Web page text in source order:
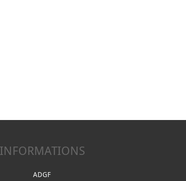
INFORMATIONS
ADGF